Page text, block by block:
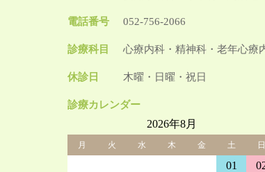
電話番号 052-756-2066
診療科目 心療内科・精神科・老年心療
休診日 木曜・日曜・祝日
診療カレンダー
2026年8月
月 火 水 木 金 土 日
01